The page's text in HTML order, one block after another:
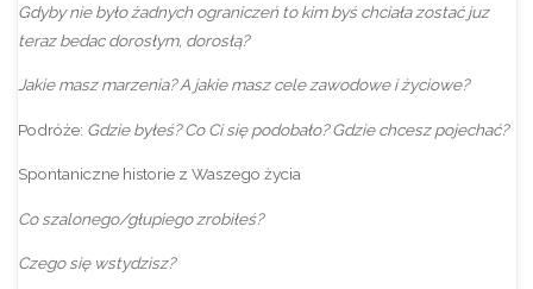
Gdyby nie było żadnych ograniczeń to kim byś chciała zostać juz
teraz bedac dorosłym, dorosłą?
Jakie masz marzenia? A jakie masz cele zawodowe i życiowe?
Podróże: Gdzie byłeś? Co Ci się podobało? Gdzie chcesz pojechać?
Spontaniczne historie z Waszego życia
Co szalonego/głupiego zrobiłeś?
Czego się wstydzisz?